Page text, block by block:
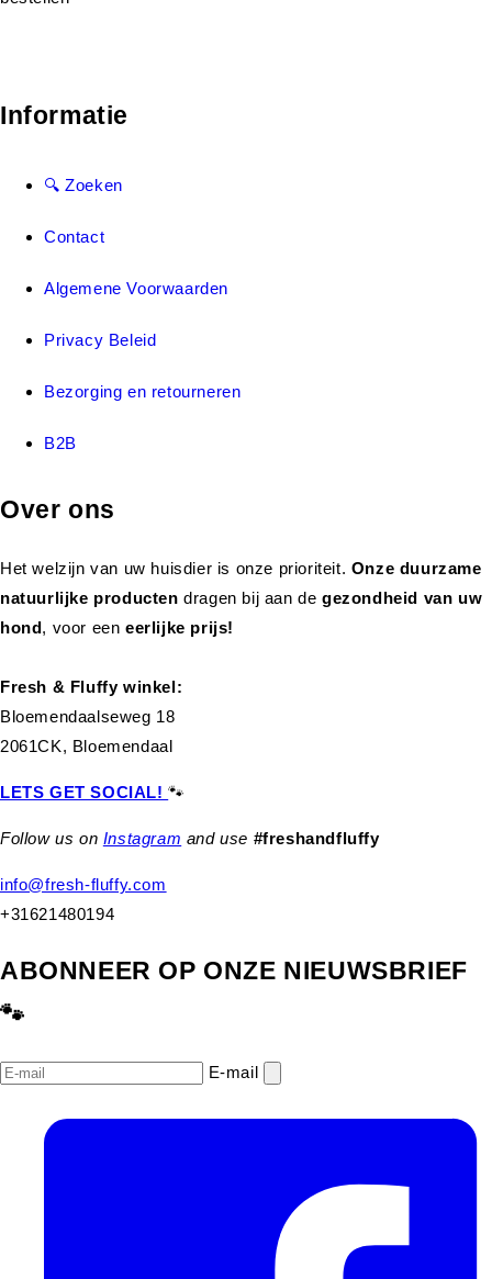
Informatie
🔍 Zoeken
Contact
Algemene Voorwaarden
Privacy Beleid
Bezorging en retourneren
B2B
Over ons
Het welzijn van uw huisdier is onze prioriteit. Onze duurzame
natuurlijke productendragen bij aan de gezondheid van uw
hond, voor eeneerlijke prijs!
Fresh & Fluffy winkel:
Bloemendaalseweg 18
2061CK, Bloemendaal
LETS GET SOCIAL!🐾
Follow us on Instagram and use #freshandfluffy
info@fresh-fluffy.com
+31621480194
ABONNEER OP ONZE NIEUWSBRIEF
🐾
E‑mail